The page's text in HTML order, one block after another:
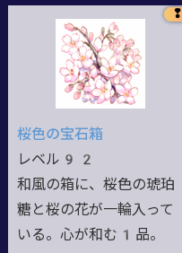
❢
桜色の宝石箱
レベル92
和風の箱に、桜色の琥珀
糖と桜の花が一輪入って
いる。心が和む1品。